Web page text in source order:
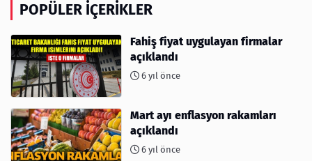
POPÜLER İÇERIKLER
Fahiş fiyat uygulayan firmalar
açıklandı
6 yıl önce
Mart ayı enflasyon rakamları
açıklandı
6 yıl önce